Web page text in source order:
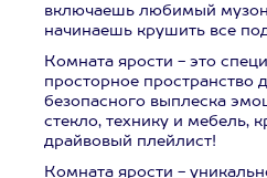
включаешь любимый
начинаешь крушить все
Комната ярости - это
просторное пространство
безопасного выплеска
стекло, технику и мебель,
драйвовый плейлист!
Комната ярости -